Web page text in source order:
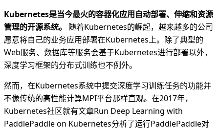
Kubernetes是当今最火的容器化应用自动部署、伸缩和资源
管理的开源系统。
随着Kubernetes的崛起，越来越多的公司
愿意将自己的业务应用部署在Kubernetes上。除了典型的
Web服务、数据库等服务会基于Kubernetes进行部署以外，
深度学习框架的分布式训练也不例外。
然而，在Kubernetes系统中提交深度学习训练任务的功能并
不像传统的高性能计算MPI平台那样直观。在2017年，
Kubernetes社区就有文章Run Deep Learning with
PaddlePaddle on Kubernetes分析了运行PaddlePaddle对